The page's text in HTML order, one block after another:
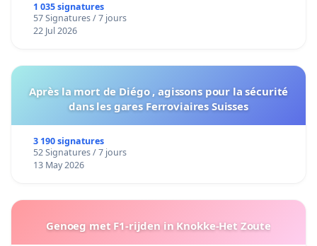
1 035 signatures
57 Signatures / 7 jours
22 Jul 2026
Après la mort de Diégo , agissons pour la sécurité
dans les gares Ferroviaires Suisses
3 190 signatures
52 Signatures / 7 jours
13 May 2026
Genoeg met F1-rijden in Knokke-Het Zoute